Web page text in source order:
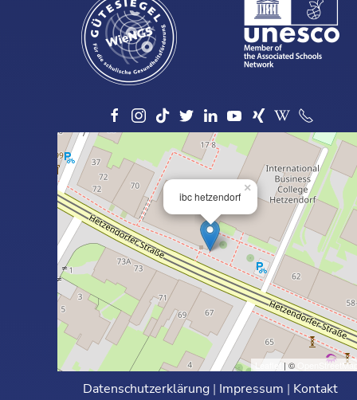
ibc hetzendorf
×
Leaflet | ©
Datenschutzerklärung| Impressum | Kontakt